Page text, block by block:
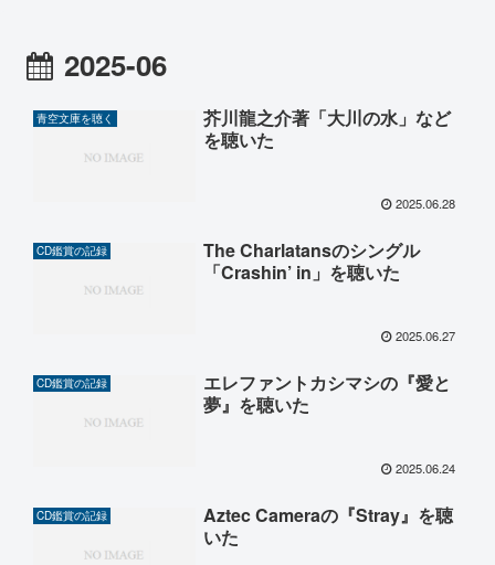
2025-06
青空文庫を聴く
芥川龍之介著「大川の水」など
を聴いた
2025.06.28
CD鑑賞の記録
The Charlatansのシングル
「Crashin’ in」を聴いた
2025.06.27
CD鑑賞の記録
エレファントカシマシの『愛と
夢』を聴いた
2025.06.24
CD鑑賞の記録
Aztec Cameraの『Stray』を聴
いた